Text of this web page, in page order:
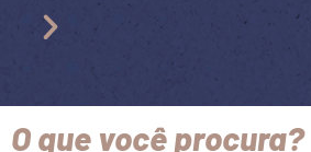
O que você procura?